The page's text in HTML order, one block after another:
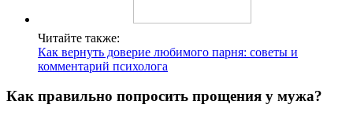
Читайте также:
Как вернуть доверие любимого парня: советы и
комментарий психолога
Как правильно попросить прощения у мужа?